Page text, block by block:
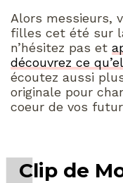
Alors messieurs,
filles cet été sur
n’hésitez pas et
découvrez ce
écoutez aussi
originale pour
coeur de vos
Clip de